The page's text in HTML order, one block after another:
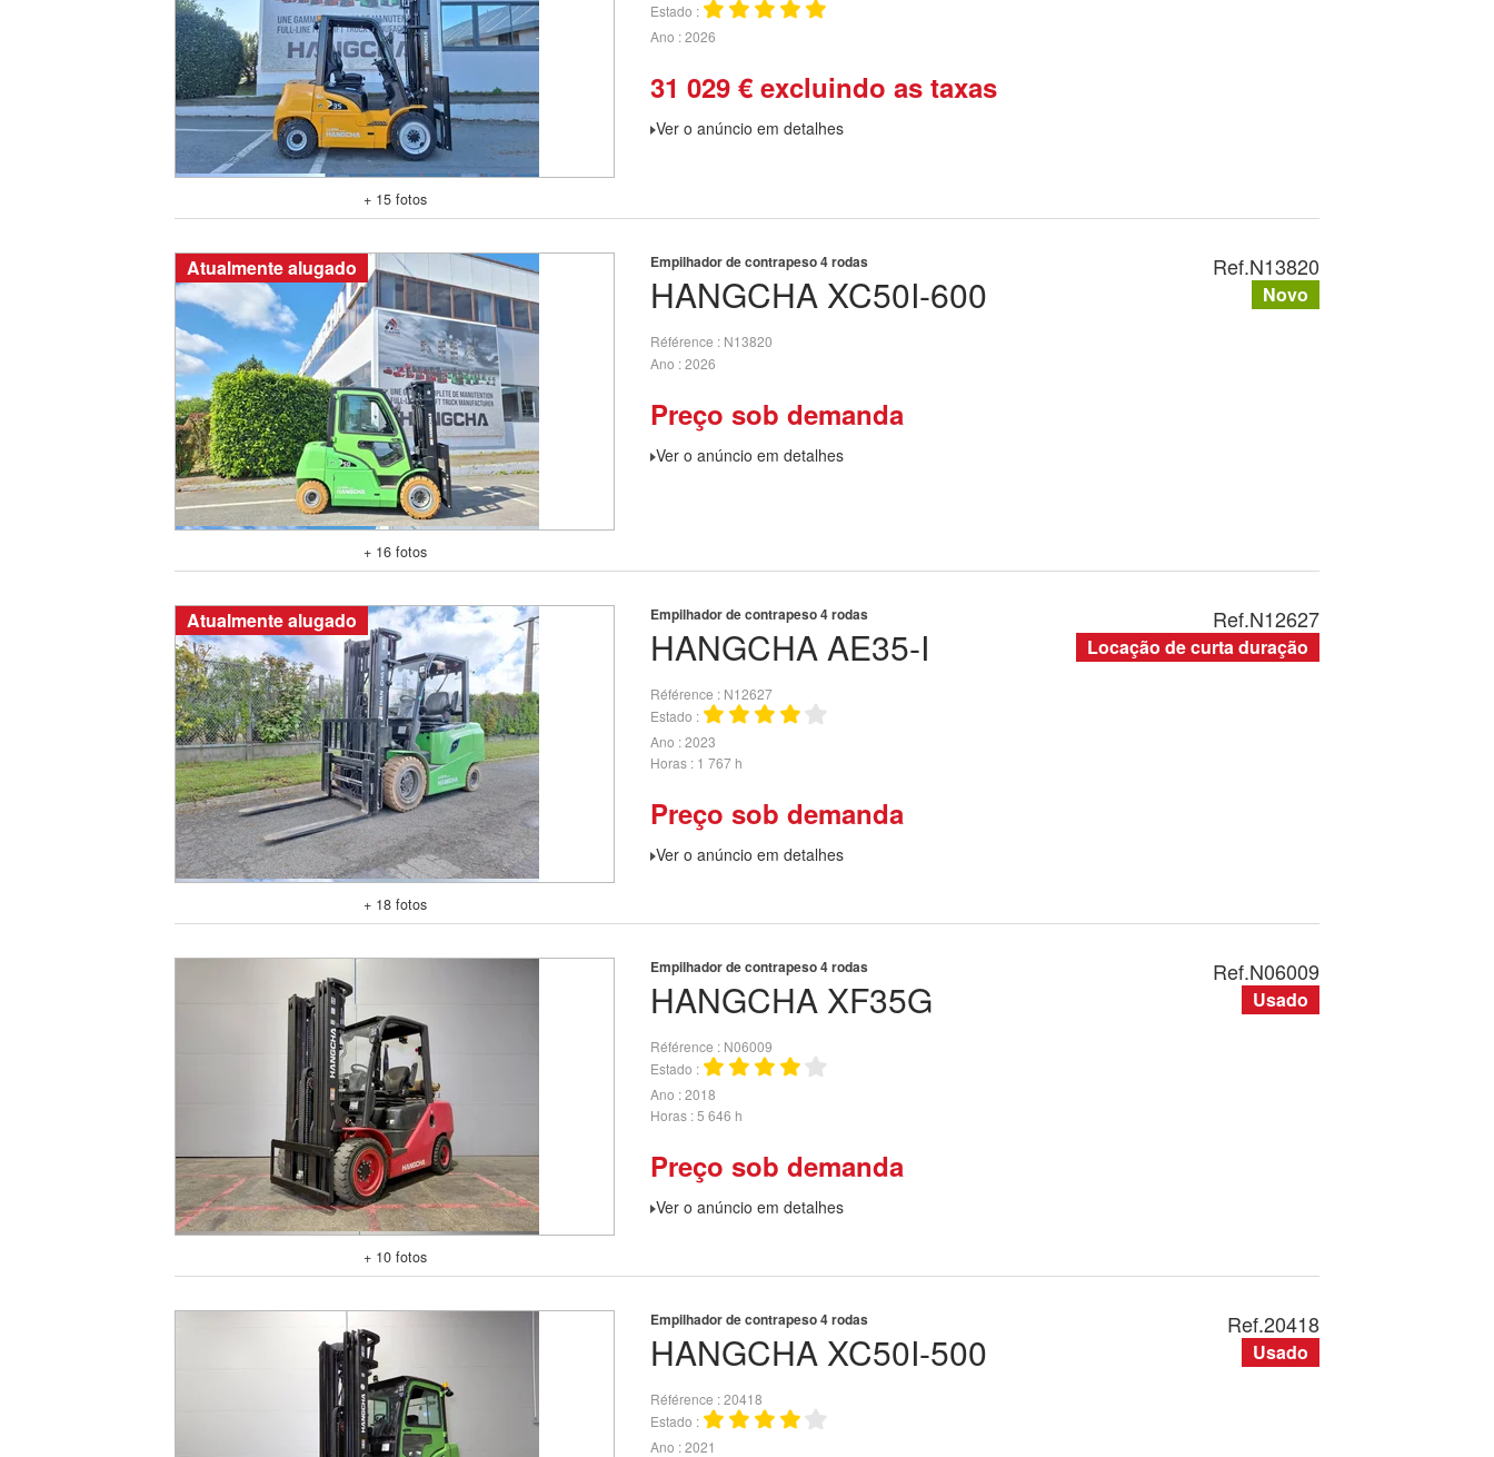
+ 15 fotos
Estado
Ano 2026
31 029 € excluindo as taxas
Ver o anúncio em detalhes
Atualmente alugado
+ 16 fotos
HANGCHA XC50I-600
Empilhador de contrapeso 4 rodas
Référence
N13820
Ano 2026
Preço sob demanda
Ver o anúncio em detalhes
Ref.N13820
Novo
Atualmente alugado
+ 18 fotos
HANGCHAAE35-I
Empilhador de contrapeso 4 rodas
Référence
N12627
Estado
Ano 2023
Horas 1 767 h
Preço sob demanda
Ver o anúncio em detalhes
Ref.N12627
Locação de curta duração
+ 10 fotos
HANGCHA XF35G
Empilhador de contrapeso 4 rodas
Référence
N06009
Estado
Ano 2018
Horas 5 646 h
Preço sob demanda
Ver o anúncio em detalhes
Ref.N06009
Usado
HANGCHA XC50I-500
Empilhador de contrapeso 4 rodas
Référence 20418
Estado
Ano 2021
Ref.20418
Usado